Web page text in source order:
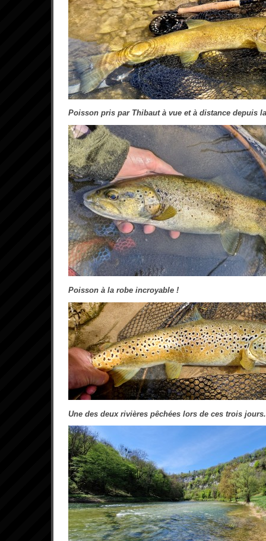
Poisson pris par Thibaut à vue et à distance depuis
Poisson à la robe incroyable !
Une des deux rivières pêchées lors de ces trois